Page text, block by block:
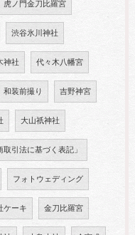
虎ノ門金刀比羅宮
渋谷氷川神社
神社 代々木八幡宮
和装前撮り 吉野神宮
大山祇神社
取引法に基づく表記」
フォトウェディング
ケーキ 金刀比羅宮